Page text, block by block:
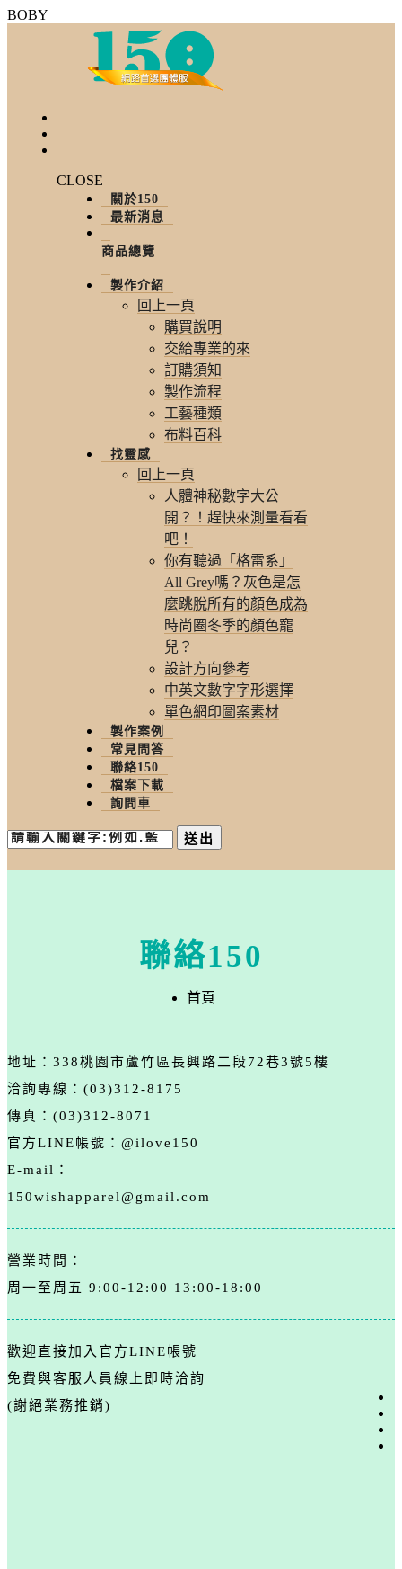
BOBY
CLOSE
關於150
最新消息
商品總覽
製作介紹
回上一頁
購買說明
交給專業的來
訂購須知
製作流程
工藝種類
布料百科
找靈感
回上一頁
人體神秘數字大公
開？！趕快來測量看看
吧！
你有聽過「格雷系」
All Grey嗎？灰色是怎
麼跳脫所有的顏色成為
時尚圈冬季的顏色寵
兒？
設計方向參考
中英文數字字形選擇
單色網印圖案素材
製作案例
常見問答
聯絡150
檔案下載
詢問車
送出
聯絡150
首頁
地址：338桃園市蘆竹區長興路二段72巷3號5樓
洽詢專線： (03)312-8175
傳真：(03)312-8071
官方LINE帳號： @ilove150
E-mail：
150wishapparel@gmail.com
營業時間：
周一至周五 9:00-12:00 13:00-18:00
歡迎直接加入官方LINE帳號
免費與客服人員線上即時洽詢
(謝絕業務推銷)